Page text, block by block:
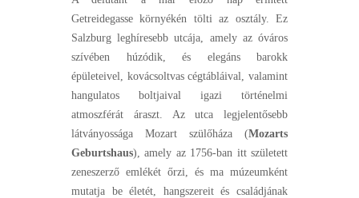
Getreidegasse környékén tölti az osztály. Ez
Salzburg leghíresebb utcája, amely az óváros
szívében húzódik, és elegáns barokk
épületeivel, kovácsoltvas cégtábláival, valamint
hangulatos boltjaival igazi történelmi
atmoszférát áraszt. Az utca legjelentősebb
látványossága Mozart szülőháza (Mozarts
Geburtshaus), amely az 1756-ban itt született
zeneszerző emlékét őrzi, és ma múzeumként
mutatja be életét, hangszereit és családjának